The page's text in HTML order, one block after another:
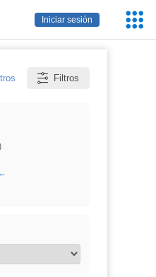
Iniciar sesión
Filtros